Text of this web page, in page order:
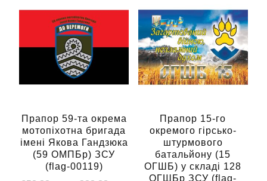
Прапор 59-та окрема
мотопіхотна бригада
імені Якова Гандзюка
(59 ОМПБр) ЗСУ
(flag-00119)
Прапор 15-го
окремого гірсько-
штурмового
батальйону (15
ОГШБ) у складі 128
ОГШБр ЗСУ (flag-